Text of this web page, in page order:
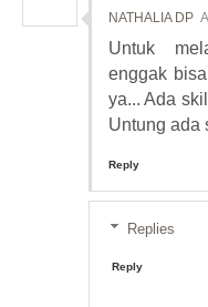
NATHALIA DP
Untuk
enggak
ya... Ada
Untung ada
Reply
Replies
Reply